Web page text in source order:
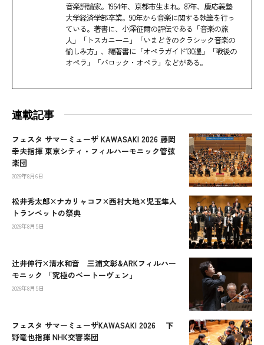
音楽評論家。1964年、京都市生まれ。87年、慶応義塾
大学経済学部卒業。90年から音楽に関する執筆を行っ
ている。著書に、小澤征爾の評伝である「音楽の旅
人」「トスカニーニ」「いまどきのクラシック音楽の
愉しみ方」、編著書に「オペラガイド130選」「戦後の
オペラ」「バロック・オペラ」などがある。
連載記事
フェスタ サマーミューザ KAWASAKI 2026 藤岡
幸夫指揮 東京シティ・フィルハーモニック管弦
楽団
2026年8月6日
松井秀太郎×ナカリャコフ×西村大地×児玉隼人
トランペットの祭典
2026年8月5日
辻󠄀井伸行×清水和音 三浦文彰&ARKフィルハー
モニック 「究極のベートーヴェン」
2026年8月5日
フェスタ サマーミューザKAWASAKI 2026 下
野竜也指揮 NHK交響楽団